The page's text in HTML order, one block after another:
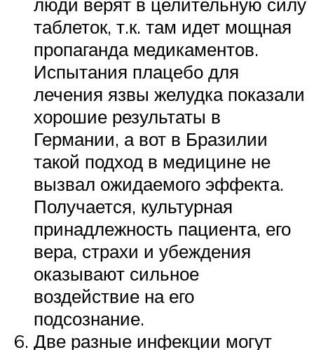
таблеток, т.к. там идет мощная
пропаганда медикаментов.
Испытания плацебо для
лечения язвы желудка показали
хорошие результаты в
Германии, а вот в Бразилии
такой подход в медицине не
вызвал ожидаемого эффекта.
Получается, культурная
принадлежность пациента, его
вера, страхи и убеждения
оказывают сильное
воздействие на его
подсознание.
Две разные инфекции могут